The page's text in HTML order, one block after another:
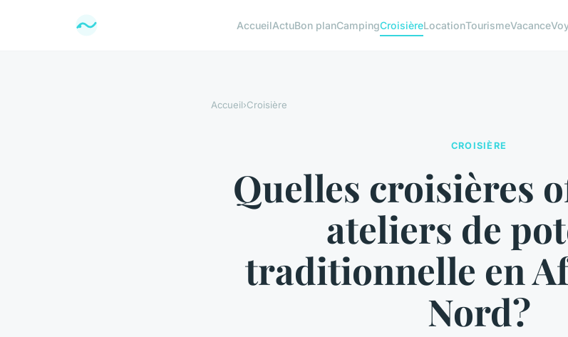
AccueilActuBon planCampingCroisièreLocationTourismeVacance
Accueil›Croisière
CROISIÈRE
Quelles croisières
ateliers de
traditionnelle en
Nord?